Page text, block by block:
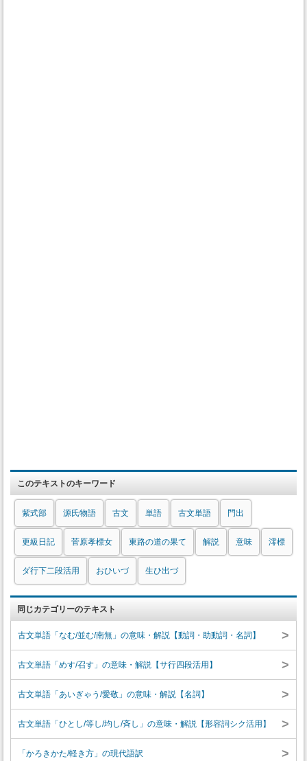
このテキストのキーワード
紫式部 源氏物語 古文 単語 古文単語 門出
更級日記 菅原孝標女 東路の道の果て 解説 意味 澪標
ダ行下二段活用 おひいづ 生ひ出づ
同じカテゴリーのテキスト
古文単語「なむ/並む/南無」の意味・解説【動詞・助動詞・名詞】 >
古文単語「めす/召す」の意味・解説【サ行四段活用】 >
古文単語「あいぎゃう/愛敬」の意味・解説【名詞】 >
古文単語「ひとし/等し/均し/斉し」の意味・解説【形容詞シク活用】 >
「かろきかた/軽き方」の現代語訳 >